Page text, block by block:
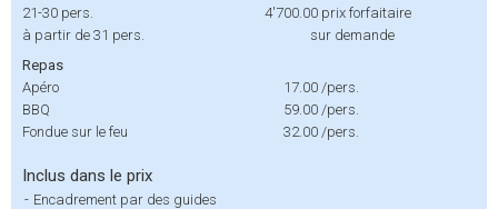
21-30 pers.
4'700.00 prix forfaitaire
à partir de 31 pers.
sur demande
Repas
Apéro
17.00 /pers.
BBQ
59.00 /pers.
Fondue sur le feu
32.00 /pers.
Inclus dans le prix
- Encadrement par des guides